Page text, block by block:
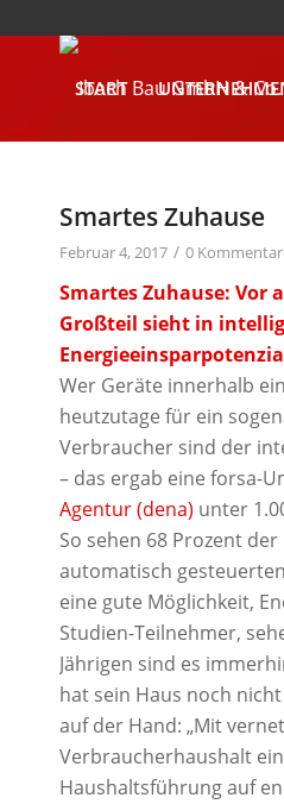
START
Smartes Zuhause
Februar 4, 2017 / 0
Smartes Zuhause: Vor
Großteil sieht in
Wer Geräte innerhalb
heutzutage für ein
Verbraucher sind der
– das ergab eine forsa-
Agentur (dena) unter
So sehen 68 Prozent
automatisch
eine gute Möglichkeit,
Studien-Teilnehmer,
Jährigen sind es
hat sein Haus noch
auf der Hand: „Mit
Verbraucherhaushalt
Haushaltsführung auf